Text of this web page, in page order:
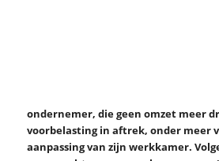
ondernemer, die geen omzet meer
voorbelasting in aftrek, onder meer
aanpassing van zijn werkkamer.